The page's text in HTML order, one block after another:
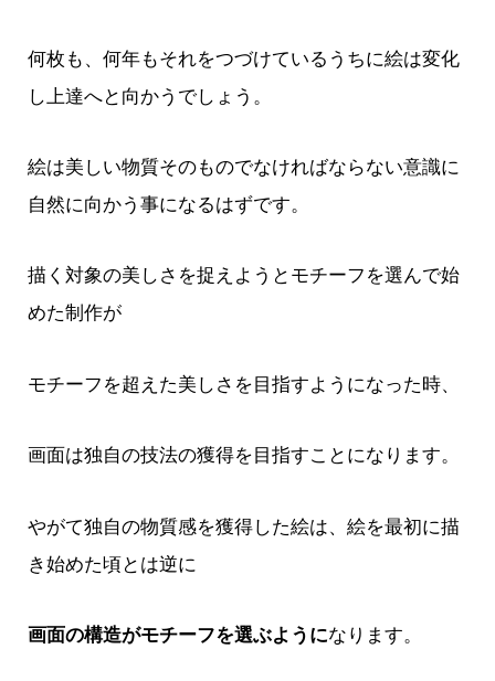
何枚も、何年もそれをつづけているうちに絵は変化
し上達へと向かうでしょう。
絵は美しい物質そのものでなければならない意識に
自然に向かう事になるはずです。
描く対象の美しさを捉えようとモチーフを選んで始
めた制作が
モチーフを超えた美しさを目指すようになった時、
画面は独自の技法の獲得を目指すことになります。
やがて独自の物質感を獲得した絵は、絵を最初に描
き始めた頃とは逆に
画面の構造がモチーフを選ぶようになります。